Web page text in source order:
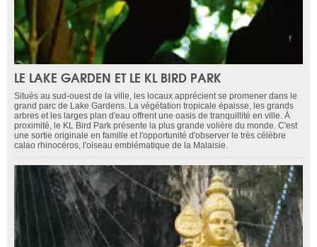
LE LAKE GARDEN ET LE KL BIRD PARK
Situés au sud-ouest de la ville, les locaux apprécient se promener dans le
grand parc de Lake Gardens. La végétation tropicale épaisse, les grands
arbres et les larges plan d'eau offrent une oasis de tranquillité en ville. À
proximité, le KL Bird Park présente la plus grande volière du monde. C'est
une sortie originale en famille et l'opportunité d'observer le très célèbre
calao rhinocéros, l'oiseau emblématique de la Malaisie.